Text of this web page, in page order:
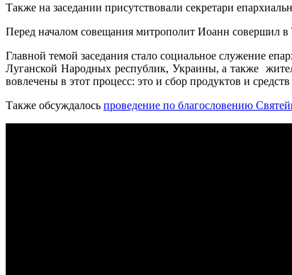
Также на заседании присутствовали секретари
Перед началом совещания митрополит Иоанн совершил
Главной темой заседания стало социальное служение
Луганской Народных республик, Украины, а также
вовлечены в этот процесс: это и сбор продуктов и
Также обсуждалось проведение по благословению